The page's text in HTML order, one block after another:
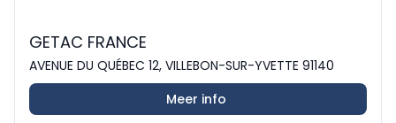
GETAC FRANCE
AVENUE DU QUÉBEC 12, VILLEBON-SUR-YVETTE 91140
Meer info